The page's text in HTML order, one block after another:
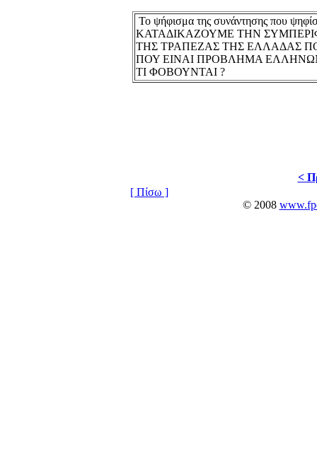
Το ψήφισμα της συνάντησης που
ΚΑΤΑΔΙΚΑΖΟΥΜΕ ΤΗΝ
ΤΗΣ ΤΡΑΠΕΖΑΣ ΤΗΣ ΕΛΛΑΔΑΣ
ΠΟΥ ΕΙΝΑΙ ΠΡΟΒΛΗΜΑ
ΤΙ ΦΟΒΟΥΝΤΑΙ ?
<
[ Πίσω ]
© 2008